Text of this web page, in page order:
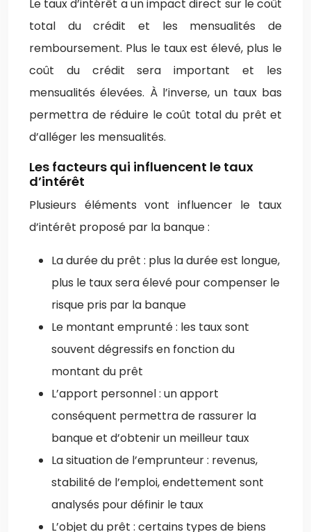
Le taux d’intérêt a un impact direct sur le coût
total du crédit et les mensualités de
remboursement. Plus le taux est élevé, plus le
coût du crédit sera important et les
mensualités élevées. À l’inverse, un taux bas
permettra de réduire le coût total du prêt et
d’alléger les mensualités.
Les facteurs qui influencent le taux
d’intérêt
Plusieurs éléments vont influencer le taux
d’intérêt proposé par la banque :
La durée du prêt : plus la durée est longue,
plus le taux sera élevé pour compenser le
risque pris par la banque
Le montant emprunté : les taux sont
souvent dégressifs en fonction du
montant du prêt
L’apport personnel : un apport
conséquent permettra de rassurer la
banque et d’obtenir un meilleur taux
La situation de l’emprunteur : revenus,
stabilité de l’emploi, endettement sont
analysés pour définir le taux
L’objet du prêt : certains types de biens